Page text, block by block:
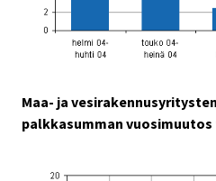
Maa- ja
palkkasumman vuosimuutos